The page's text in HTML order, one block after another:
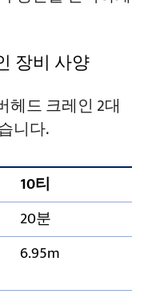
장비 사양
헤드 크레인 2대
니다.
10티
20분
6.95m